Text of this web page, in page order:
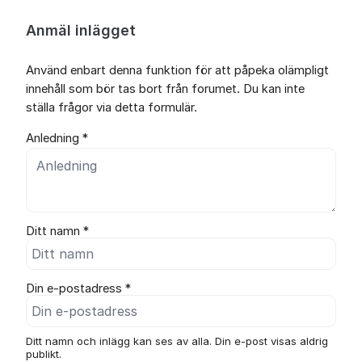
Anmäl inlägget
Använd enbart denna funktion för att påpeka olämpligt
innehåll som bör tas bort från forumet. Du kan inte
ställa frågor via detta formulär.
Anledning *
Ditt namn *
Din e-postadress *
Ditt namn och inlägg kan ses av alla. Din e-post visas aldrig
publikt.